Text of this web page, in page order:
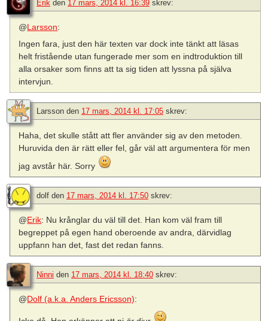
Erik den 17 mars, 2014 kl. 16:39 skrev:
@Larsson:
Ingen fara, just den här texten var dock inte tänkt att läsas
helt fristående utan fungerade mer som en indtroduktion till
alla orsaker som finns att ta sig tiden att lyssna på själva
intervjun.
Larsson den 17 mars, 2014 kl. 17:05 skrev:
Haha, det skulle stått att fler använder sig av den metoden.
Huruvida den är rätt eller fel, går väl att argumentera för men
jag avstår här. Sorry
dolf den 17 mars, 2014 kl. 17:50 skrev:
@Erik: Nu krånglar du väl till det. Han kom väl fram till
begreppet på egen hand oberoende av andra, därvidlag
uppfann han det, fast det redan fanns.
Ninni den 17 mars, 2014 kl. 18:40 skrev:
@Dolf (a.k.a. Anders Ericsson):